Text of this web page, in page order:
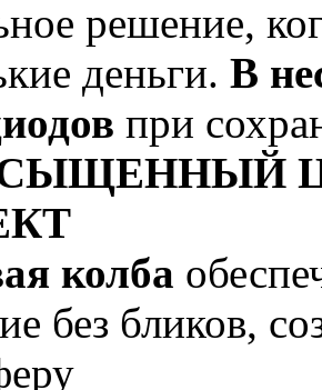
решение,
деньги. В
при
колба
без бликов,